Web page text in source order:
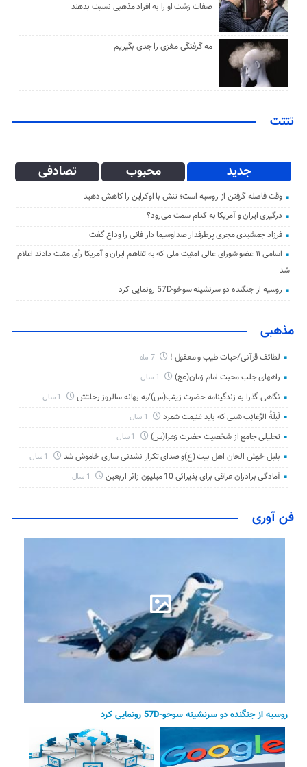
صفات زشت او را به افراد مذهبی نسبت بدهند
مه گرفتگی مغزی را جدی بگیریم
تتتت
جدید محبوب تصادفی
وقت فاصله گرفتن از روسیه است؛ تنش با اوکراین را کاهش دهید
درگیری ایران و آمریکا به کدام سمت می‌رود؟
فرزاد جمشیدی مجری پرطرفدار صداوسیما دار فانی را وداع گفت
اسامی ۱۱ عضو شورای عالی امنیت ملی که به تفاهم ایران و آمریکا رأی مثبت دادند اعلام
شد
روسیه از جنگنده دو سرنشینه سوخو-57D رونمایی کرد
مذهبی
لطائف قرآنی/حیات طیب و معقول ! 7 ماه
راههای جلب محبت امام زمان(عج)
نگاهی گذرا به زندگینامه حضرت زینب(س)/به بهانه سالروز رحلتش
لَیلَةُ الرَّغائِب شبی که باید غنیمت شمرد
تحلیلی جامع از شخصیت حضرت زهرا(س)
بلبل خوش الحان اهل بیت (ع)و صدای تکرار نشدنی ساری خاموش شد
آمادگی برادران عراقی برای پذیرائی 10 میلیون زائر اربعین
فن آوری
روسیه از جنگنده دو سرنشینه سوخو-57D رونمایی کرد